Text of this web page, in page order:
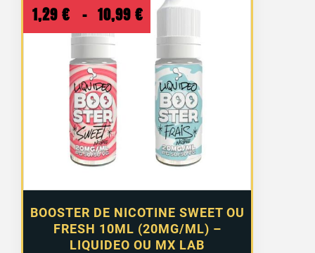
BOOSTER DE NICOTINE SWEET OU
FRESH 10ML (20MG/ML) –
LIQUIDEO OU MX LAB
1,29 € – 10,99 €
Plage
de
prix :
1,29 €
10,99 €